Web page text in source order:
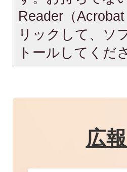
Reader（
リックして、ソ
トールしてくだ
広